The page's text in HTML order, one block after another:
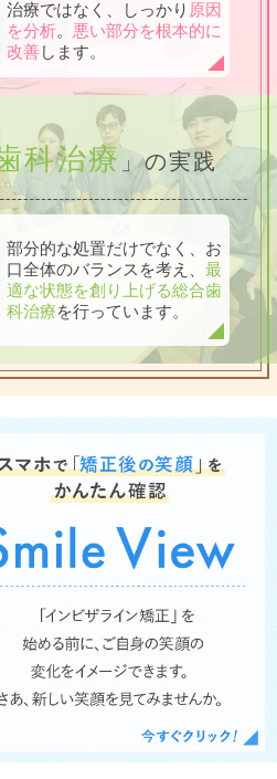
治療ではなく、しっかり 原因
を分析。 悪い部分を根本的に
改善します。
科治療 」の実践
部分的な処置だけでなく、お
口全体のバランスを考え、最
適な状態を創り上げる総合歯
科治療を行っています。